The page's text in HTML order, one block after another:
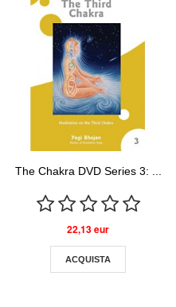
The Chakra DVD Series 3: ...
22,13 eur
ACQUISTA